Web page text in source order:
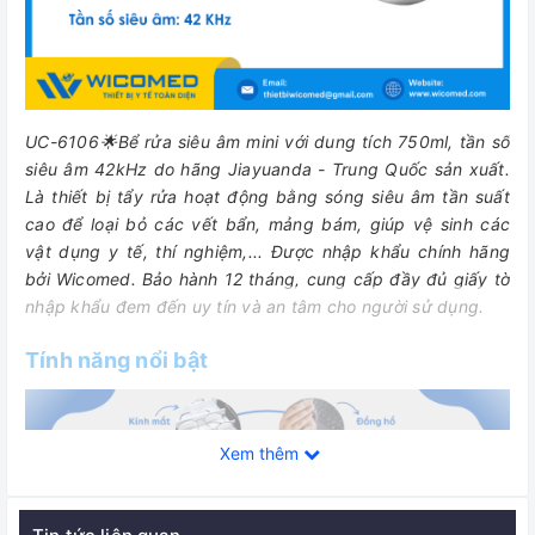
UC-6106🌟Bể rửa siêu âm mini với dung tích 750ml, tần số
siêu âm 42kHz do hãng Jiayuanda - Trung Quốc sản xuất.
Là thiết bị tẩy rửa hoạt động bằng sóng siêu âm tần suất
cao để loại bỏ các vết bẩn, mảng bám, giúp vệ sinh các
vật dụng y tế, thí nghiệm,... Được nhập khẩu chính hãng
bởi Wicomed. Bảo hành 12 tháng, cung cấp đầy đủ giấy tờ
nhập khẩu đem đến uy tín và an tâm cho người sử dụng.
Tính năng nổi bật
Xem thêm